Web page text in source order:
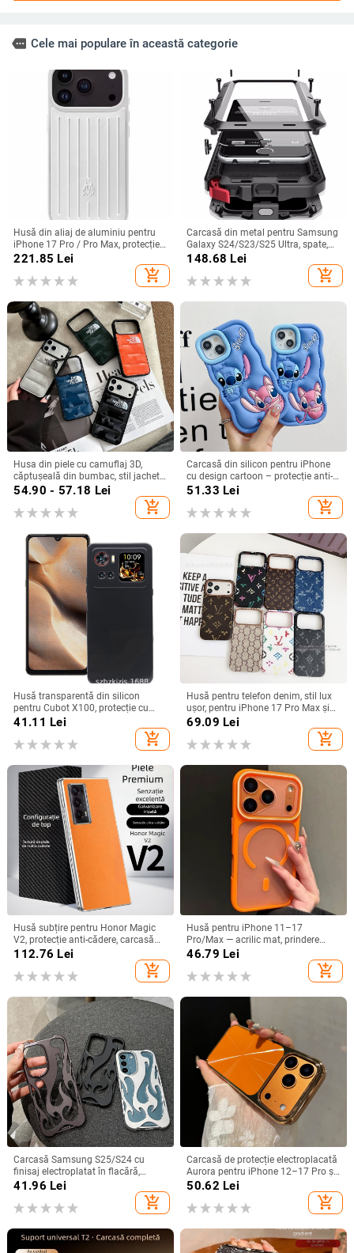
more Cele mai populare în această categorie
Husă din aliaj de aluminiu pentru
iPhone 17 Pro / Pro Max, protecție
anti-cădere, închidere magnetică,
turnare prin injecție, posibilitate de
personalizare
221.85 Lei
add_shopping_cart
Carcasă din metal pentru Samsung
Galaxy S24/S23/S25 Ultra, spate,
prelucrată, personalizabilă, disipare
căldură, anti-cadere, anti-amprentă
148.68 Lei
add_shopping_cart
Husa din piele cu camuflaj 3D,
căptușeală din bumbac, stil jachetă
de iarnă, compatibilă cu iPhone
54.90 - 57.18 Lei
add_shopping_cart
Carcasă din silicon pentru iPhone
cu design cartoon – protecție anti-
cădere, finisaj mat, compatibilă cu
(Pro/Max)
51.33 Lei
add_shopping_cart
Husă transparentă din silicon
pentru Cubot X100, protecție cu
acoperire totală
41.11 Lei
add_shopping_cart
Husă pentru telefon denim, stil lux
ușor, pentru iPhone 17 Pro Max și
iPhone 16, cu acoperire totală
69.09 Lei
add_shopping_cart
Husă subțire pentru Honor Magic
V2, protecție anti-cădere, carcasă
dură pentru ecran pliabil, finisaj PU
112.76 Lei
add_shopping_cart
Husă pentru iPhone 11–17
Pro/Max — acrilic mat, prindere
magnetică, protecție anti-cadere,
46.79 Lei
add_shopping_cart
Carcasă Samsung S25/S24 cu
finisaj electroplatat în flacără,
design decupat, compatibilă cu
41.96 Lei
add_shopping_cart
Carcasă de protecție electroplacată
Aurora pentru iPhone 12–17 Pro și
Pro Max, acoperire completă, anti-
50.62 Lei
add_shopping_cart